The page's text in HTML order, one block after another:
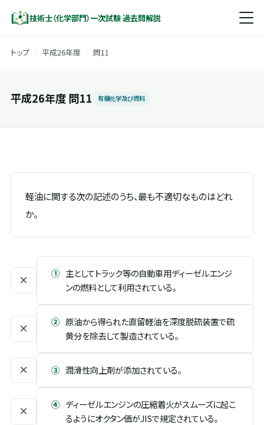
技術士（化学部門）一次試験 過去問解説
トップ 平成26年度 問11
平成26年度 問11 有機化学及び燃料
軽油に関する次の記述のうち、最も不適切なものはどれ
か。
× ① 主としてトラック等の自動車用ディーゼルエンジ
ンの燃料として利用されている。
× ② 原油から得られた直留軽油を深度脱硫装置で硫
黄分を除去して製造されている。
× ③ 潤滑性向上剤が添加されている。
× ④ ディーゼルエンジンの圧縮着火がスムーズに起こ
るようにオクタン価がJISで規定されている。